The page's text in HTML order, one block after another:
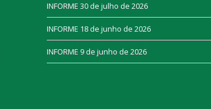
INFORME 30 de julho de 2026
INFORME 18 de junho de 2026
INFORME 9 de junho de 2026